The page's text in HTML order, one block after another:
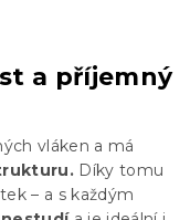
a příjemný
vláken a má
Díky tomu
– a s každým